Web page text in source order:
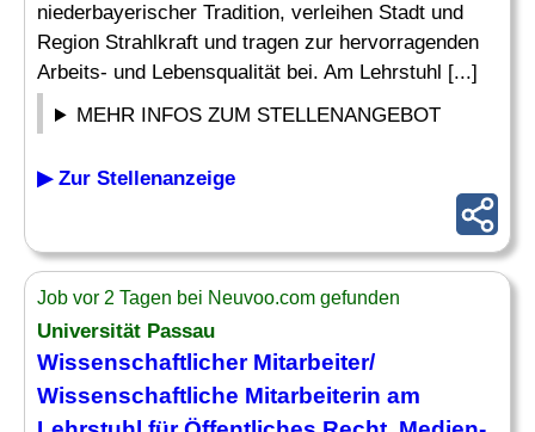
niederbayerischer Tradition, verleihen Stadt und
Region Strahlkraft und tragen zur hervorragenden
Arbeits- und Lebensqualität bei. Am Lehrstuhl [...]
MEHR INFOS ZUM STELLENANGEBOT
▶ Zur Stellenanzeige
Job vor 2 Tagen bei Neuvoo.com gefunden
Universität Passau
Wissenschaftlicher Mitarbeiter/
Wissenschaftliche Mitarbeiterin am